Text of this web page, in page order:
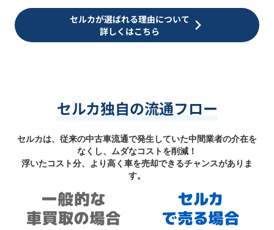
セルカが選ばれる理由について
詳しくはこちら
セルカ独自の流通フロー
セルカは、従来の中古車流通で発生していた中間業者の介在を
なくし、ムダなコストを削減！
浮いたコスト分、より高く車を売却できるチャンスがありま
す。